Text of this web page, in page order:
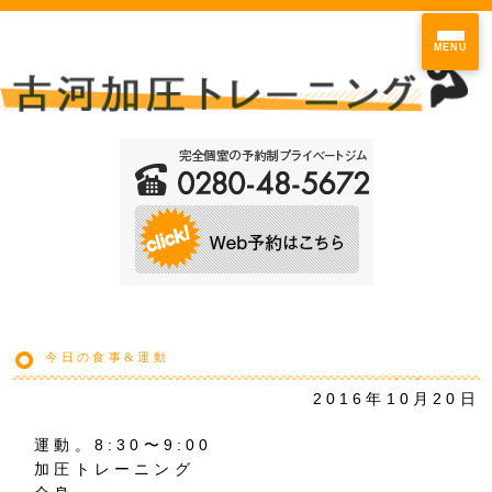
MENU
今日の食事&運動
2016年10月20日
運動。8:30〜9:00
加圧トレーニング